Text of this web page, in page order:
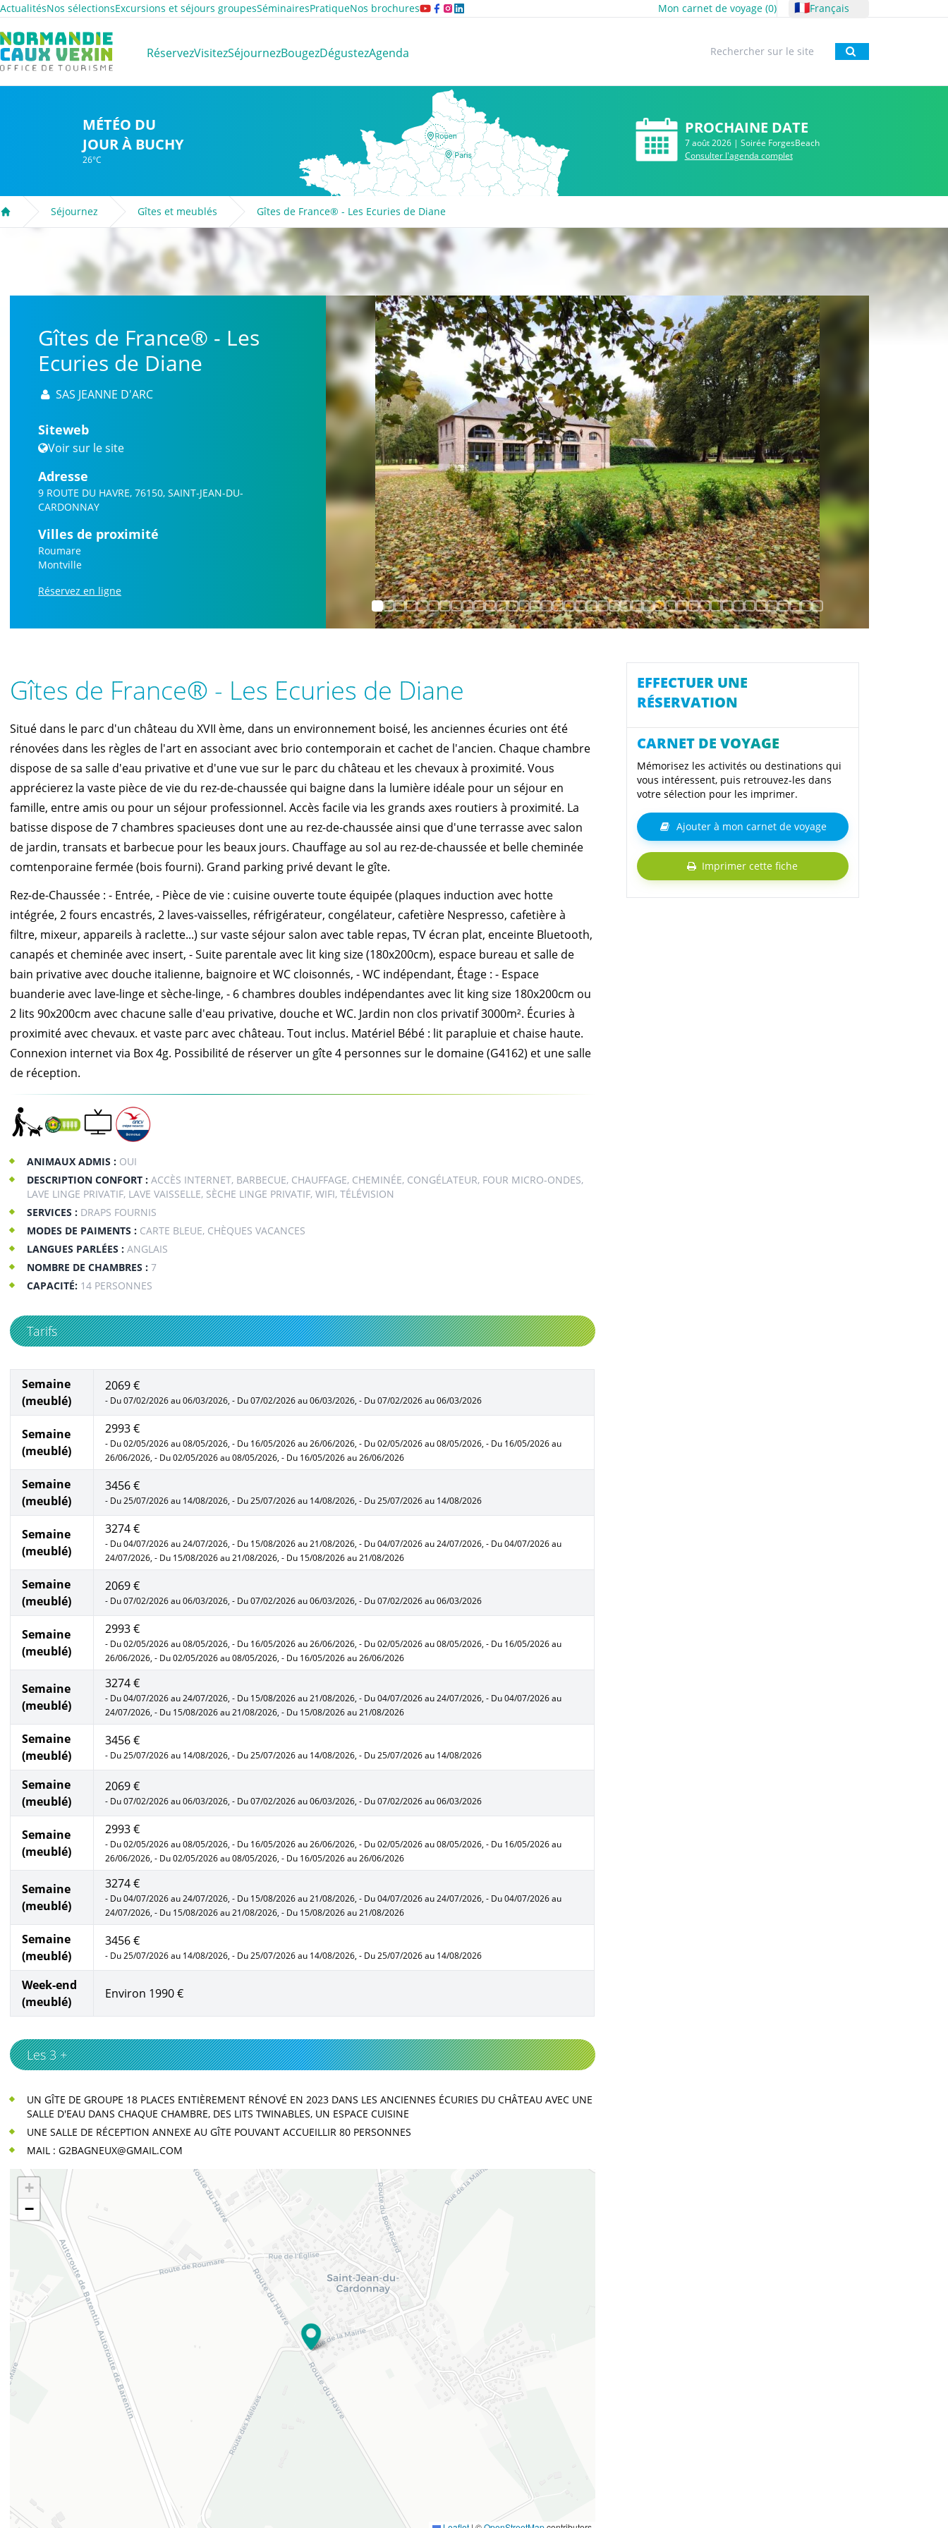
ActualitésNos sélectionsExcursions et séjours groupesSéminairesPratiqueNos brochures Mon carnet de voyage (0) 🇫🇷Français
Normandie Caux Vexin
RéservezVisitezSéjournezBougezDégustezAgenda Rechercher
MÉTÉO DU
JOUR À BUCHY
26°C
PROCHAINE DATE
7 août 2026 | Soirée ForgesBeach
Consulter l'agenda complet
Accueil
Séjournez Gîtes et meublés Gîtes de France® - Les Ecuries de Diane
Gîtes de France® - Les
Ecuries de Diane
SAS JEANNE D'ARC
Siteweb
Voir sur le site
Adresse
9 ROUTE DU HAVRE, 76150, SAINT-JEAN-DU-
CARDONNAY
Villes de proximité
Roumare
Montville
Réservez en ligne
Gîtes de France® - Les Ecuries de Diane
Situé dans le parc d'un château du XVII ème, dans un environnement boisé, les anciennes écuries ont été
rénovées dans les règles de l'art en associant avec brio contemporain et cachet de l'ancien. Chaque chambre
dispose de sa salle d'eau privative et d'une vue sur le parc du château et les chevaux à proximité. Vous
apprécierez la vaste pièce de vie du rez-de-chaussée qui baigne dans la lumière idéale pour un séjour en
famille, entre amis ou pour un séjour professionnel. Accès facile via les grands axes routiers à proximité. La
batisse dispose de 7 chambres spacieuses dont une au rez-de-chaussée ainsi que d'une terrasse avec salon
de jardin, transats et barbecue pour les beaux jours. Chauffage au sol au rez-de-chaussée et belle cheminée
comtenporaine fermée (bois fourni). Grand parking privé devant le gîte.
Rez-de-Chaussée : - Entrée, - Pièce de vie : cuisine ouverte toute équipée (plaques induction avec hotte
intégrée, 2 fours encastrés, 2 laves-vaisselles, réfrigérateur, congélateur, cafetière Nespresso, cafetière à
filtre, mixeur, appareils à raclette...) sur vaste séjour salon avec table repas, TV écran plat, enceinte Bluetooth,
canapés et cheminée avec insert, - Suite parentale avec lit king size (180x200cm), espace bureau et salle de
bain privative avec douche italienne, baignoire et WC cloisonnés, - WC indépendant, Étage : - Espace
buanderie avec lave-linge et sèche-linge, - 6 chambres doubles indépendantes avec lit king size 180x200cm ou
2 lits 90x200cm avec chacune salle d'eau privative, douche et WC. Jardin non clos privatif 3000m². Écuries à
proximité avec chevaux. et vaste parc avec château. Tout inclus. Matériel Bébé : lit parapluie et chaise haute.
Connexion internet via Box 4g. Possibilité de réserver un gîte 4 personnes sur le domaine (G4162) et une salle
de réception.
ANIMAUX ADMIS : OUI
DESCRIPTION CONFORT : ACCÈS INTERNET, BARBECUE, CHAUFFAGE, CHEMINÉE, CONGÉLATEUR, FOUR MICRO-ONDES,
LAVE LINGE PRIVATIF, LAVE VAISSELLE, SÈCHE LINGE PRIVATIF, WIFI, TÉLÉVISION
SERVICES : DRAPS FOURNIS
MODES DE PAIMENTS : CARTE BLEUE, CHÈQUES VACANCES
LANGUES PARLÉES : ANGLAIS
NOMBRE DE CHAMBRES : 7
CAPACITÉ: 14 PERSONNES
Tarifs
Semaine
(meublé)
2069 €
- Du 07/02/2026 au 06/03/2026, - Du 07/02/2026 au 06/03/2026, - Du 07/02/2026 au 06/03/2026
Semaine
(meublé)
2993 €
- Du 02/05/2026 au 08/05/2026, - Du 16/05/2026 au 26/06/2026, - Du 02/05/2026 au 08/05/2026, - Du 16/05/2026 au
26/06/2026, - Du 02/05/2026 au 08/05/2026, - Du 16/05/2026 au 26/06/2026
Semaine
(meublé)
3456 €
- Du 25/07/2026 au 14/08/2026, - Du 25/07/2026 au 14/08/2026, - Du 25/07/2026 au 14/08/2026
Semaine
(meublé)
3274 €
- Du 04/07/2026 au 24/07/2026, - Du 15/08/2026 au 21/08/2026, - Du 04/07/2026 au 24/07/2026, - Du 04/07/2026 au
24/07/2026, - Du 15/08/2026 au 21/08/2026, - Du 15/08/2026 au 21/08/2026
Semaine
(meublé)
2069 €
- Du 07/02/2026 au 06/03/2026, - Du 07/02/2026 au 06/03/2026, - Du 07/02/2026 au 06/03/2026
Semaine
(meublé)
2993 €
- Du 02/05/2026 au 08/05/2026, - Du 16/05/2026 au 26/06/2026, - Du 02/05/2026 au 08/05/2026, - Du 16/05/2026 au
26/06/2026, - Du 02/05/2026 au 08/05/2026, - Du 16/05/2026 au 26/06/2026
Semaine
(meublé)
3274 €
- Du 04/07/2026 au 24/07/2026, - Du 15/08/2026 au 21/08/2026, - Du 04/07/2026 au 24/07/2026, - Du 04/07/2026 au
24/07/2026, - Du 15/08/2026 au 21/08/2026, - Du 15/08/2026 au 21/08/2026
Semaine
(meublé)
3456 €
- Du 25/07/2026 au 14/08/2026, - Du 25/07/2026 au 14/08/2026, - Du 25/07/2026 au 14/08/2026
Semaine
(meublé)
2069 €
- Du 07/02/2026 au 06/03/2026, - Du 07/02/2026 au 06/03/2026, - Du 07/02/2026 au 06/03/2026
Semaine
(meublé)
2993 €
- Du 02/05/2026 au 08/05/2026, - Du 16/05/2026 au 26/06/2026, - Du 02/05/2026 au 08/05/2026, - Du 16/05/2026 au
26/06/2026, - Du 02/05/2026 au 08/05/2026, - Du 16/05/2026 au 26/06/2026
Semaine
(meublé)
3274 €
- Du 04/07/2026 au 24/07/2026, - Du 15/08/2026 au 21/08/2026, - Du 04/07/2026 au 24/07/2026, - Du 04/07/2026 au
24/07/2026, - Du 15/08/2026 au 21/08/2026, - Du 15/08/2026 au 21/08/2026
Semaine
(meublé)
3456 €
- Du 25/07/2026 au 14/08/2026, - Du 25/07/2026 au 14/08/2026, - Du 25/07/2026 au 14/08/2026
Week-end
(meublé)
Environ 1990 €
Les 3 +
UN GÎTE DE GROUPE 18 PLACES ENTIÈREMENT RÉNOVÉ EN 2023 DANS LES ANCIENNES ÉCURIES DU CHÂTEAU AVEC UNE
SALLE D'EAU DANS CHAQUE CHAMBRE, DES LITS TWINABLES, UN ESPACE CUISINE
UNE SALLE DE RÉCEPTION ANNEXE AU GÎTE POUVANT ACCUEILLIR 80 PERSONNES
MAIL : G2BAGNEUX@GMAIL.COM
+
−
EFFECTUER UNE
RÉSERVATION
CARNET DE VOYAGE
Mémorisez les activités ou destinations qui
vous intéressent, puis retrouvez-les dans
votre sélection pour les imprimer.
Ajouter à mon carnet de voyage
Imprimer cette fiche